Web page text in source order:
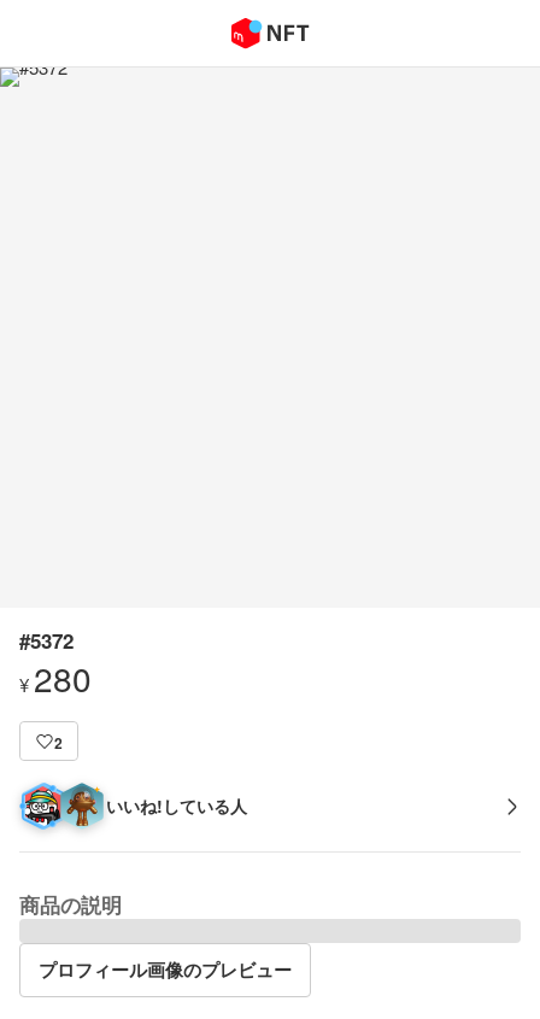
#5372
¥ 280
2
いいね!している人
商品の説明
プロフィール画像のプレビュー